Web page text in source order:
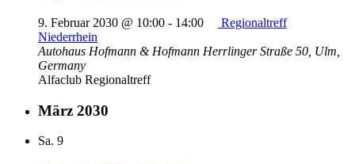
9. Februar 2030 @ 10:00 - 14:00
Regionaltreff
Niederrhein
Autohaus Hofmann & Hofmann Herrlinger Straße 50, Ulm,
Germany
Alfaclub Regionaltreff
März 2030
Sa. 9